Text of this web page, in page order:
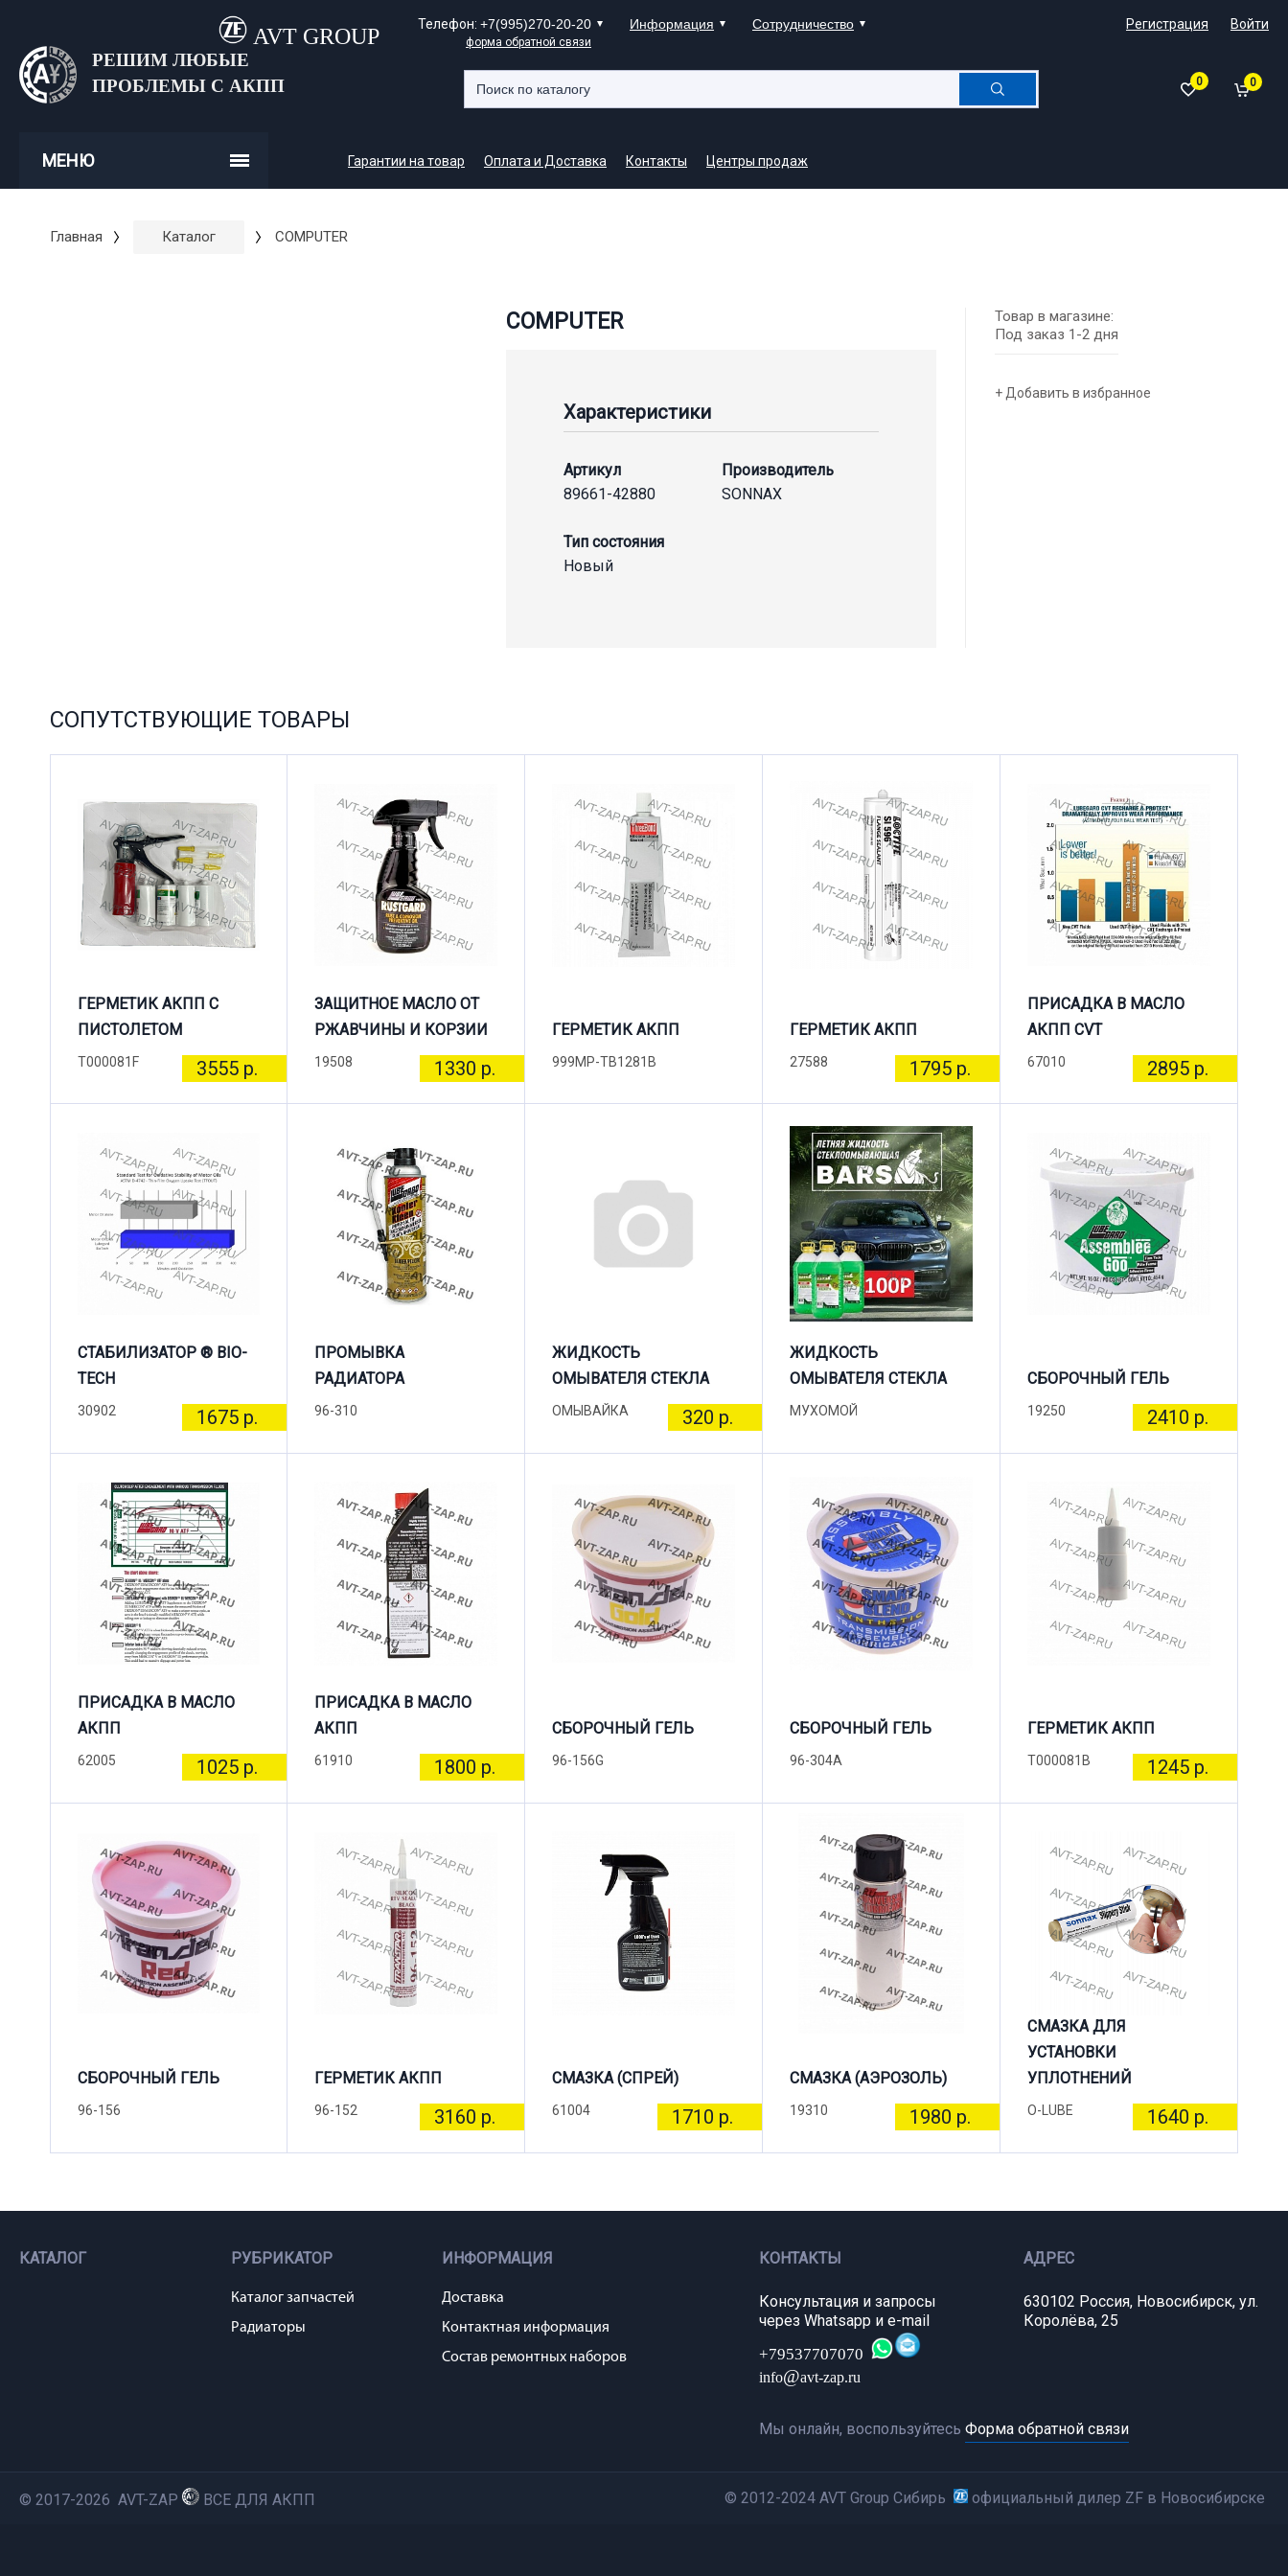
AVT GROUP Телефон: +7(995)270-20-20
форма обратной связи
Информация Сотрудничество Регистрация Войти
РЕШИМ ЛЮБЫЕ
ПРОБЛЕМЫ С АКПП
0 0
МЕНЮ Гарантии на товар Оплата и Доставка Контакты Центры продаж
Главная Каталог COMPUTER
COMPUTER
Характеристики
Артикул
89661-42880
Производитель
SONNAX
Тип состояния
Новый
Товар в магазине:
Под заказ 1-2 дня
+ Добавить в избранное
СОПУТСТВУЮЩИЕ ТОВАРЫ
ГЕРМЕТИК АКПП С
ПИСТОЛЕТОМ
T000081F 3555 р.
ЗАЩИТНОЕ МАСЛО ОТ
РЖАВЧИНЫ И КОРЗИИ
19508 1330 р.
ГЕРМЕТИК АКПП
999MP-TB1281B
ГЕРМЕТИК АКПП
27588 1795 р.
ПРИСАДКА В МАСЛО
АКПП CVT
67010 2895 р.
СТАБИЛИЗАТОР ® BIO-
TECH
30902 1675 р.
ПРОМЫВКА
РАДИАТОРА
96-310
ЖИДКОСТЬ
ОМЫВАТЕЛЯ СТЕКЛА
ОМЫВАЙКА 320 р.
ЖИДКОСТЬ
ОМЫВАТЕЛЯ СТЕКЛА
МУХОМОЙ
СБОРОЧНЫЙ ГЕЛЬ
19250 2410 р.
ПРИСАДКА В МАСЛО
АКПП
62005 1025 р.
ПРИСАДКА В МАСЛО
АКПП
61910 1800 р.
СБОРОЧНЫЙ ГЕЛЬ
96-156G
СБОРОЧНЫЙ ГЕЛЬ
96-304A
ГЕРМЕТИК АКПП
T000081B 1245 р.
СБОРОЧНЫЙ ГЕЛЬ
96-156
ГЕРМЕТИК АКПП
96-152 3160 р.
СМАЗКА (СПРЕЙ)
61004 1710 р.
СМАЗКА (АЭРОЗОЛЬ)
19310 1980 р.
СМАЗКА ДЛЯ
УСТАНОВКИ
УПЛОТНЕНИЙ
O-LUBE 1640 р.
КАТАЛОГ РУБРИКАТОР
Каталог запчастей
Радиаторы
ИНФОРМАЦИЯ
Доставка
Контактная информация
Состав ремонтных наборов
КОНТАКТЫ
Консультация и запросы
через Whatsapp и e-mail
+79537707070
info@avt-zap.ru
АДРЕС
630102 Россия, Новосибирск, ул.
Королёва, 25
Мы онлайн, воспользуйтесьФорма обратной связи
© 2017-2026 AVT-ZAP ВСЕ ДЛЯ АКПП © 2012-2024 AVT Group Сибирь официальный дилер ZF в Новосибирске